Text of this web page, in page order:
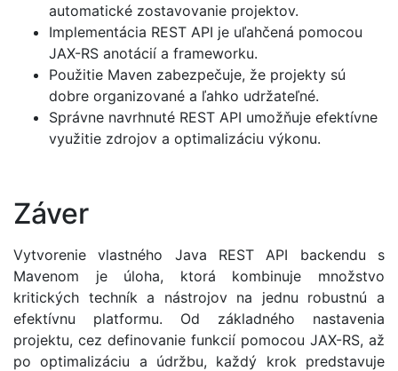
automatické zostavovanie projektov.
Implementácia REST API je uľahčená pomocou
JAX-RS anotácií a frameworku.
Použitie Maven zabezpečuje, že projekty sú
dobre organizované a ľahko udržateľné.
Správne navrhnuté REST API umožňuje efektívne
využitie zdrojov a optimalizáciu výkonu.
Záver
Vytvorenie vlastného Java REST API backendu s
Mavenom je úloha, ktorá kombinuje množstvo
kritických techník a nástrojov na jednu robustnú a
efektívnu platformu. Od základného nastavenia
projektu, cez definovanie funkcií pomocou JAX-RS, až
po optimalizáciu a údržbu, každý krok predstavuje